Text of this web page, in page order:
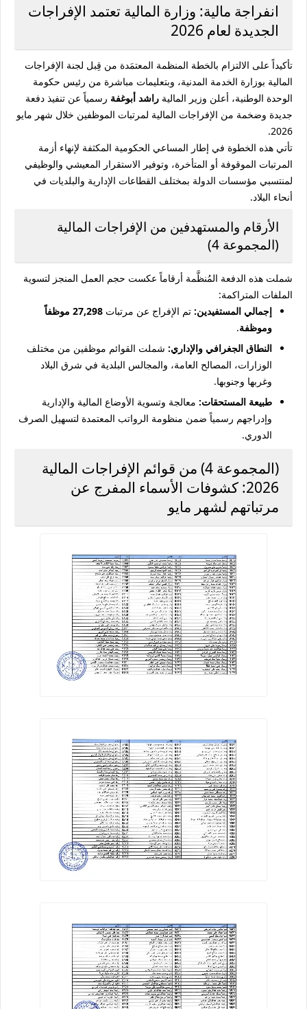
انفراجة مالية: وزارة المالية تعتمد الإفراجات
الجديدة لعام 2026
تأكيداً على الالتزام بالخطة المنظمة المعتمَدة من قِبل لجنة الإفراجات
المالية بوزارة الخدمة المدنية، وبتعليمات مباشرة من رئيس حكومة
الوحدة الوطنية، أعلن وزير المالية راشد أبوغفة رسمياً عن تنفيذ دفعة
جديدة وضخمة من الإفراجات المالية لمرتبات الموظفين خلال شهر مايو
2026.
تأتي هذه الخطوة في إطار المساعي الحكومية المكثفة لإنهاء أزمة
المرتبات الموقوفة أو المتأخرة، وتوفير الاستقرار المعيشي والوظيفي
لمنتسبي مؤسسات الدولة بمختلف القطاعات الإدارية والبلديات في
أنحاء البلاد.
الأرقام والمستهدفين من الإفراجات المالية
(المجموعة 4)
شملت هذه الدفعة المُنظَّمة أرقاماً عكست حجم العمل المنجز لتسوية
الملفات المتراكمة:
إجمالي المستفيدين: تم الإفراج عن مرتبات
27,298 موظفاً
وموظفة.
النطاق الجغرافي والإداري: شملت القوائم موظفين من مختلف
الوزارات، المصالح العامة، والمجالس البلدية في شرق البلاد
وغربها وجنوبها.
طبيعة المستحقات: معالجة وتسوية الأوضاع المالية والإدارية
وإدراجهم رسمياً ضمن منظومة الرواتب المعتمدة لتسهيل الصرف
الدوري.
(المجموعة 4) من قوائم الإفراجات المالية
2026: كشوفات الأسماء المفرج عن
مرتباتهم لشهر مايو